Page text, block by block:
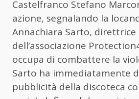
Castelfranco Stefano
azione, segnalando la
Annachiara Sarto, direttrice
dell’associazione
occupa di combattere la
Sarto ha immediatamente
pubblicità della discoteca